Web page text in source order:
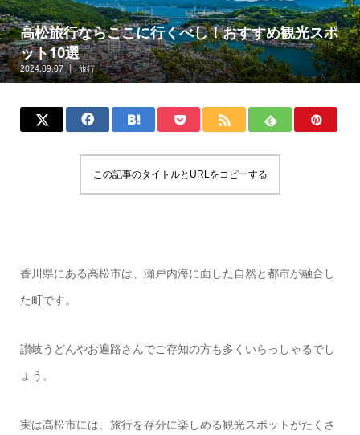
高松旅行ならここに行くべし！おすすめ観光スポ
ット10選
2024.09.07 旅行
この記事のタイトルとURLをコピーする
香川県にある高松市は、瀬戸内海に面した自然と都市が融合し
た町です。
讃岐うどんやお遍路さんでご存知の方も多くいらっしゃるでし
ょう。
実は高松市には、旅行を存分に楽しめる観光スポットがたくさ